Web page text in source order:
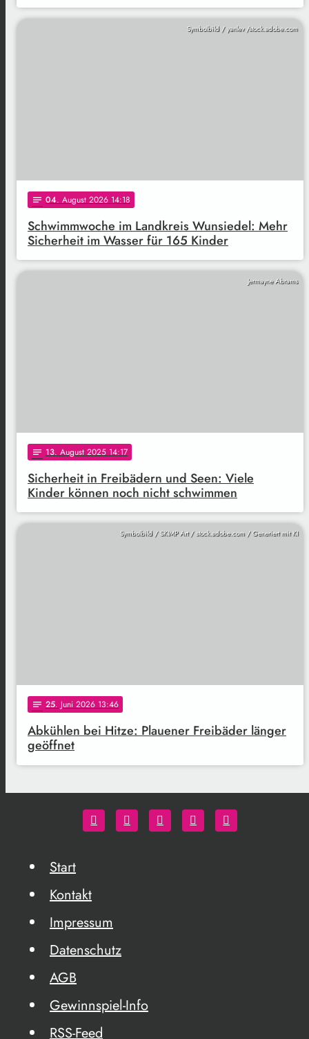
Symbolbild / yanlev /stock.adobe.com
notes 04. August 2026 14:18
Schwimmwoche im Landkreis Wunsiedel: Mehr
Sicherheit im Wasser für 165 Kinder
Jermayne Abrams
notes 13. August 2025 14:17
Sicherheit in Freibädern und Seen: Viele
Kinder können noch nicht schwimmen
Symbolbild / SKIMP Art / stock.adobe.com / Generiert mit KI
notes 25. Juni 2026 13:46
Abkühlen bei Hitze: Plauener Freibäder länger
geöffnet
Start
Kontakt
Impressum
Datenschutz
AGB
Gewinnspiel-Info
RSS-Feed